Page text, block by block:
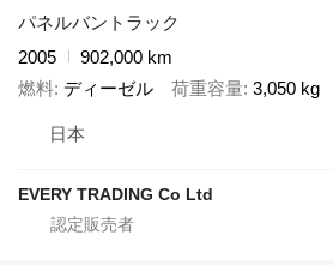
パネルバントラック
2005
902,000 km
燃料 ディーゼル 荷重容量 3,050 kg
日本
EVERY TRADING Co Ltd